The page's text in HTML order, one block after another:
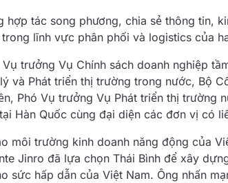
tác song phương, chia sẻ thông tin,
lĩnh vực phân phối và logistics của
trưởng Vụ Chính sách doanh nghiệp
và Phát triển thị trường trong nước, Bộ
Phó Vụ trưởng Vụ Phát triển thị trường
Hàn Quốc cùng đại diện các đơn vị có
môi trường kinh doanh năng động của
Jinro đã lựa chọn Thái Bình để xây
sức hấp dẫn của Việt Nam. Ông nhấn